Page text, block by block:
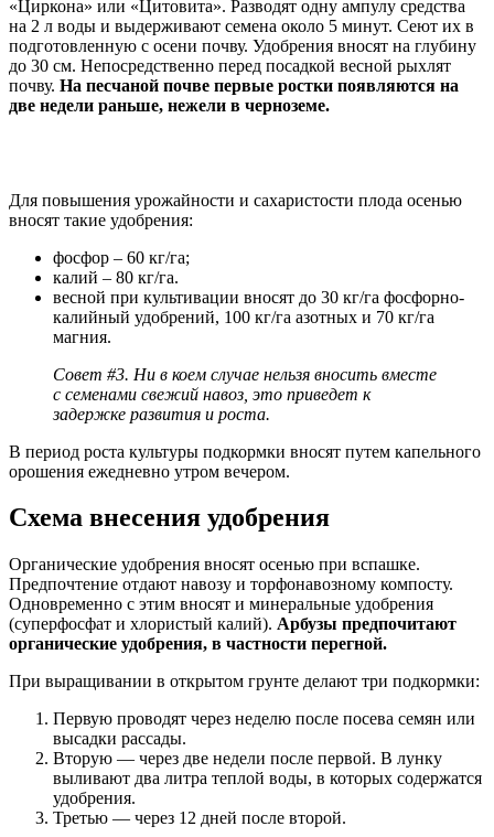
«Циркона» или «Цитовита». Разводят одну ампулу средства
на 2 л воды и выдерживают семена около 5 минут. Сеют их в
подготовленную с осени почву. Удобрения вносят на глубину
до 30 см. Непосредственно перед посадкой весной рыхлят
почву. На песчаной почве первые ростки появляются на
две недели раньше, нежели в черноземе.
Для повышения урожайности и сахаристости плода осенью
вносят такие удобрения:
фосфор – 60 кг/га;
калий – 80 кг/га.
весной при культивации вносят до 30 кг/га фосфорно-
калийный удобрений, 100 кг/га азотных и 70 кг/га
магния.
Совет #3. Ни в коем случае нельзя вносить вместе
с семенами свежий навоз, это приведет к
задержке развития и роста.
В период роста культуры подкормки вносят путем капельного
орошения ежедневно утром вечером.
Схема внесения удобрения
Органические удобрения вносят осенью при вспашке.
Предпочтение отдают навозу и торфонавозному компосту.
Одновременно с этим вносят и минеральные удобрения
(суперфосфат и хлористый калий). Арбузы предпочитают
органические удобрения, в частности перегной.
При выращивании в открытом грунте делают три подкормки:
Первую проводят через неделю после посева семян или
высадки рассады.
Вторую — через две недели после первой. В лунку
выливают два литра теплой воды, в которых содержатся
удобрения.
Третью — через 12 дней после второй.